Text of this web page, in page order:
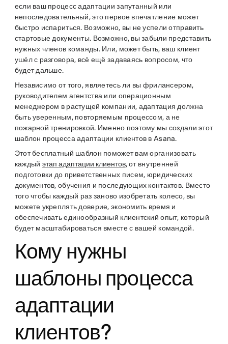
если ваш процесс адаптации запутанный или
непоследовательный, это первое впечатление может
быстро испариться. Возможно, вы не успели отправить
стартовые документы. Возможно, вы забыли представить
нужных членов команды. Или, может быть, ваш клиент
ушёл с разговора, всё ещё задаваясь вопросом, что
будет дальше.
Независимо от того, являетесь ли вы фрилансером,
руководителем агентства или операционным
менеджером в растущей компании, адаптация должна
быть уверенным, повторяемым процессом, а не
пожарной тренировкой. Именно поэтому мы создали этот
шаблон процесса адаптации клиентов в Asana.
Этот бесплатный шаблон поможет вам организовать
каждый этап адаптации клиентов, от внутренней
подготовки до приветственных писем, юридических
документов, обучения и последующих контактов. Вместо
того чтобы каждый раз заново изобретать колесо, вы
можете укреплять доверие, экономить время и
обеспечивать единообразный клиентский опыт, который
будет масштабироваться вместе с вашей командой.
Кому нужны
шаблоны процесса
адаптации
клиентов?